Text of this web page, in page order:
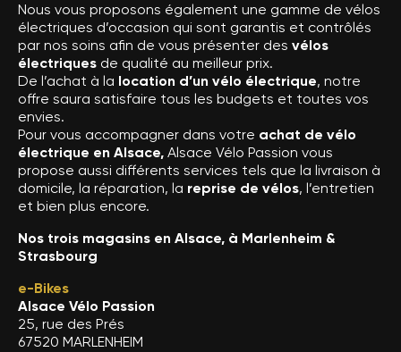
Nous vous proposons également une gamme de vélos
électriques d’occasion qui sont garantis et contrôlés
par nos soins afin de vous présenter des vélos
électriques de qualité au meilleur prix.
De l’achat à la location d’un vélo électrique, notre
offre saura satisfaire tous les budgets et toutes vos
envies.
Pour vous accompagner dans votre achat de vélo
électrique en Alsace, Alsace Vélo Passion vous
propose aussi différents services tels que la livraison à
domicile, la réparation, la reprise de vélos, l’entretien
et bien plus encore.
Nos trois magasins en Alsace, à Marlenheim &
Strasbourg
e-Bikes
Alsace Vélo Passion
25, rue des Prés
67520 MARLENHEIM